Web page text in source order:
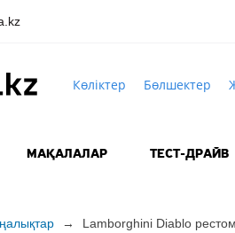
Көліктер Бөлшектер
МАҚАЛАЛАР ТЕСТ-ДРАЙВ
→ Lamborghini Diablo